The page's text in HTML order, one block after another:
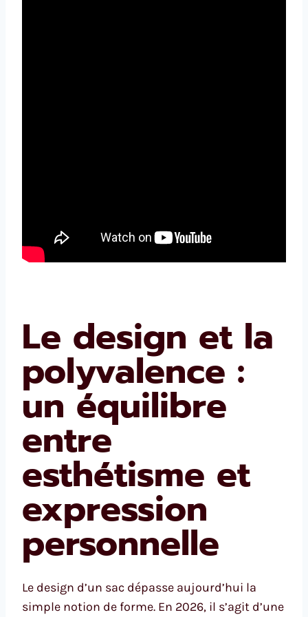
Le design et la
polyvalence :
un équilibre
entre
esthétisme et
expression
personnelle
Le design d’un sac dépasse aujourd’hui la
simple notion de forme. En 2026, il s’agit d’une